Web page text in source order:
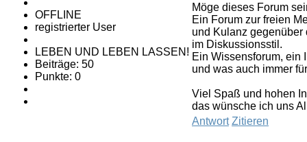
OFFLINE
registrierter User
LEBEN UND LEBEN LASSEN!
Beiträge: 50
Punkte: 0
Möge dieses Forum
Ein Forum zur freien
und Kulanz gegenüber
im Diskussionsstil.
Ein Wissensforum, ein
und was auch immer
Viel Spaß und hohen
das wünsche ich uns
Antwort Zitieren